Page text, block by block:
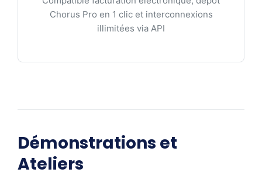
Chorus Pro en 1 clic et interconnexions
illimitées via API
Démonstrations et
Ateliers